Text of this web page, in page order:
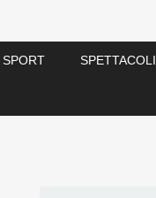
SPORT SPETTACOLI